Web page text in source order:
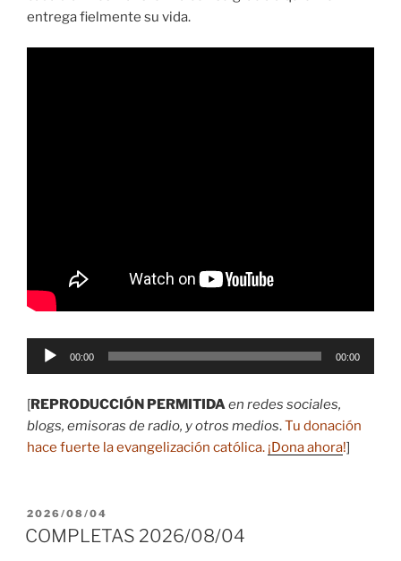
entrega fielmente su vida.
Reproductor
00:00 00:00
[REPRODUCCIÓN PERMITIDAen redes sociales,
blogs, emisoras de radio, y otros medios.Tu donación
hace fuerte la evangelización católica. ¡Dona ahora!]
PUBLICADO
EL
2026/08/04
COMPLETAS 2026/08/04